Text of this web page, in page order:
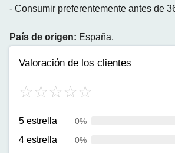
- Consumir preferentemente antes de
País de origen: España.
Valoración de los clientes
5 estrella 0%
4 estrella 0%